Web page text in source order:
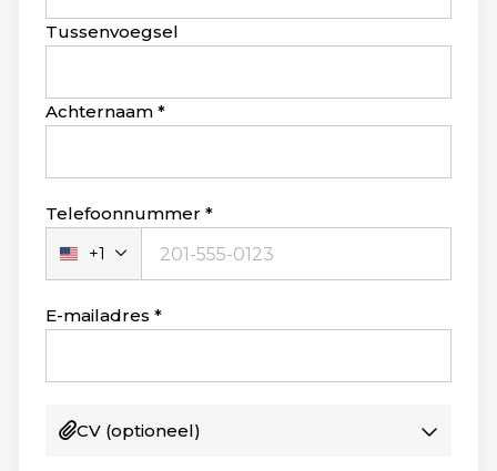
blank
Tussenvoegsel
Achternaam
Telefoonnummer
Verenigde
Staten
+1
+1
E-mailadres
CV (optioneel)